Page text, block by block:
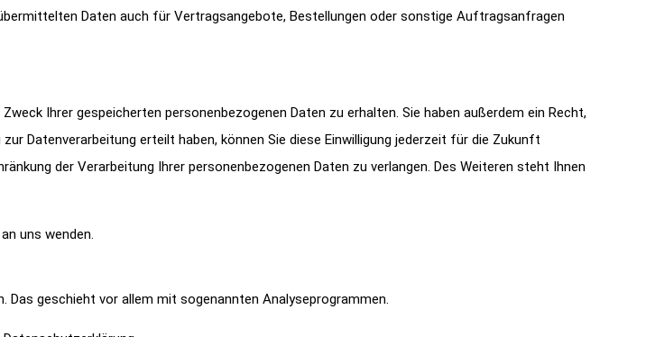
Daten auch für Vertragsangebote, Bestellungen oder sonstige Auftragsanfragen
Ihrer gespeicherten personenbezogenen Daten zu erhalten. Sie haben außerdem ein Recht,
Datenverarbeitung erteilt haben, können Sie diese Einwilligung jederzeit für die Zukunft
der Verarbeitung Ihrer personenbezogenen Daten zu verlangen. Des Weiteren steht Ihnen
uns wenden.
geschieht vor allem mit sogenannten Analyseprogrammen.